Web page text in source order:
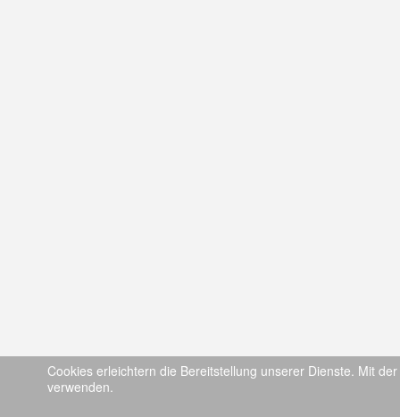
Cookies erleichtern die Bereitstellung unserer Dienste. Mit
verwenden.